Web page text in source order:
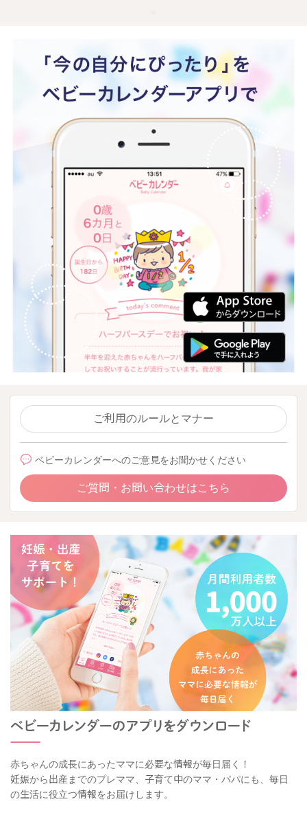
ご利用のルールとマナー
ベビーカレンダーへのご意見をお聞かせください
ご質問・お問い合わせはこちら
赤ちゃんの成長にあったママに必要な情報が毎日届く！
妊娠から出産までのプレママ、子育て中のママ・パパにも、毎日
の生活に役立つ情報をお届けします。